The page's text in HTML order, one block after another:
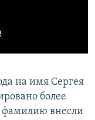
на имя Сергея
более
фамилию внесли